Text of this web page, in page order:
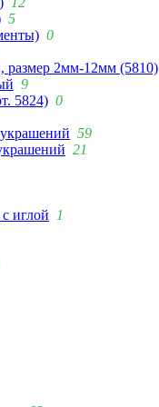
5
0
размер 2мм-12мм (5810)
9
5824) 0
59
21
иглой
1